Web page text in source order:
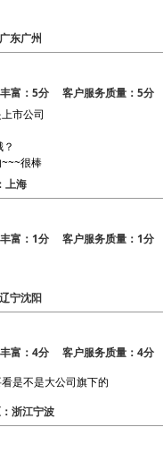
东广州
富：5分 客户服务质量：5分
市公司
很棒
上海
富：1分 客户服务质量：1分
宁沈阳
富：4分 客户服务质量：4分
是不是大公司旗下的
浙江宁波